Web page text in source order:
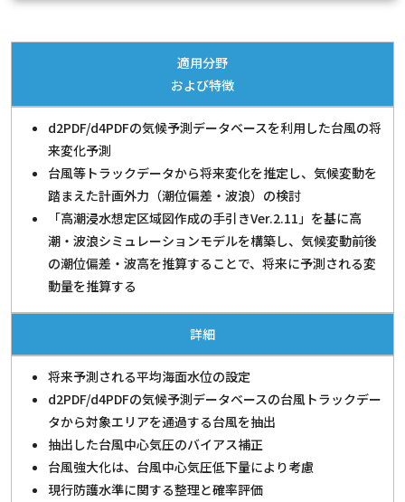
適用分野
および特徴
d2PDF/d4PDFの気候予測データベースを利用した台風の将
来変化予測
台風等トラックデータから将来変化を推定し、気候変動を
踏まえた計画外力（潮位偏差・波浪）の検討
「高潮浸水想定区域図作成の手引きVer.2.11」を基に高
潮・波浪シミュレーションモデルを構築し、気候変動前後
の潮位偏差・波高を推算することで、将来に予測される変
動量を推算する
詳細
将来予測される平均海面水位の設定
d2PDF/d4PDFの気候予測データベースの台風トラックデー
タから対象エリアを通過する台風を抽出
抽出した台風中心気圧のバイアス補正
台風強大化は、台風中心気圧低下量により考慮
現行防護水準に関する整理と確率評価